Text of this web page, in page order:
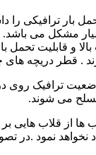
بار ترافیکی را
مشکل می باشد.
و قابلیت تحمل
های چدنی طبق
می شوند.
ها از قلاب
نمود .در